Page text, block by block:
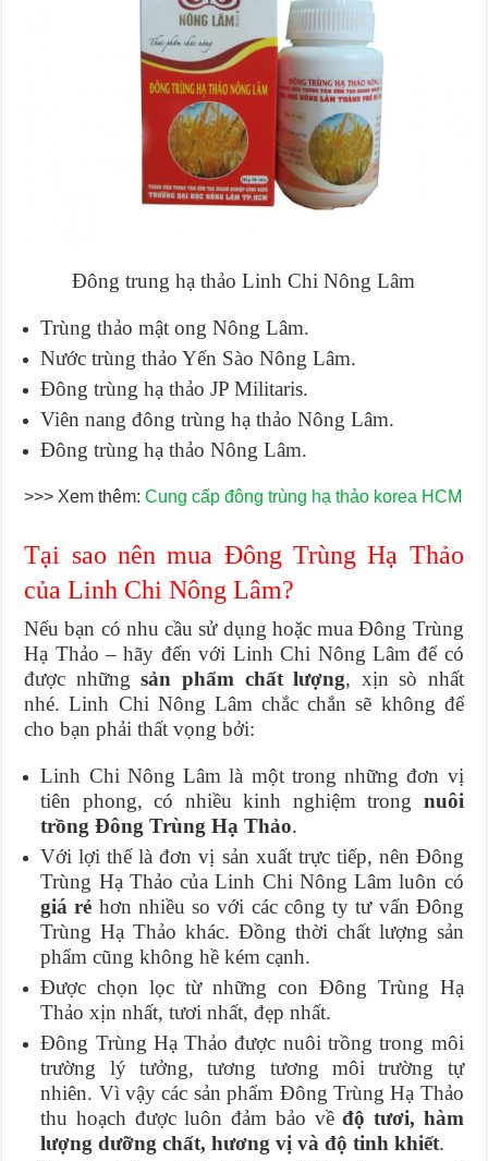
Đông trung hạ thảo Linh Chi Nông Lâm
Trùng thảo mật ong Nông Lâm.
Nước trùng thảo Yến Sào Nông Lâm.
Đông trùng hạ thảo JP Militaris.
Viên nang đông trùng hạ thảo Nông Lâm.
Đông trùng hạ thảo Nông Lâm.
>>> Xem thêm:Cung cấp đông trùng hạ thảo korea HCM
Tại sao nên mua Đông Trùng Hạ Thảo
của Linh Chi Nông Lâm?
Nếu bạn có nhu cầu sử dụng hoặc mua Đông Trùng
Hạ Thảo – hãy đến với Linh Chi Nông Lâm để có
được nhữngsản phẩm chất lượng, xịn sò nhất
nhé. Linh Chi Nông Lâm chắc chắn sẽ không để
cho bạn phải thất vọng bởi:
Linh Chi Nông Lâm là một trong những đơn vị
tiên phong, có nhiều kinh nghiệm trong nuôi
trồng Đông Trùng Hạ Thảo.
Với lợi thế là đơn vị sản xuất trực tiếp, nên Đông
Trùng Hạ Thảo của Linh Chi Nông Lâm luôn có
giá rẻ hơn nhiều so với các công ty tư vấn Đông
Trùng Hạ Thảo khác. Đồng thời chất lượng sản
phẩm cũng không hề kém cạnh.
Được chọn lọc từ những con Đông Trùng Hạ
Thảo xịn nhất, tươi nhất, đẹp nhất.
Đông Trùng Hạ Thảo được nuôi trồng trong môi
trường lý tưởng, tương tương môi trường tự
nhiên. Vì vậy các sản phẩm Đông Trùng Hạ Thảo
thu hoạch được luôn đảm bảo vềđộ tươi, hàm
lượng dưỡng chất, hương vị và độ tinh khiết.